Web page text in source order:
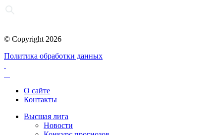
© Copyright 2026
Политика обработки данных
О сайте
Контакты
Высшая лига
Новости